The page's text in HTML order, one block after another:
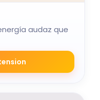
audaz que